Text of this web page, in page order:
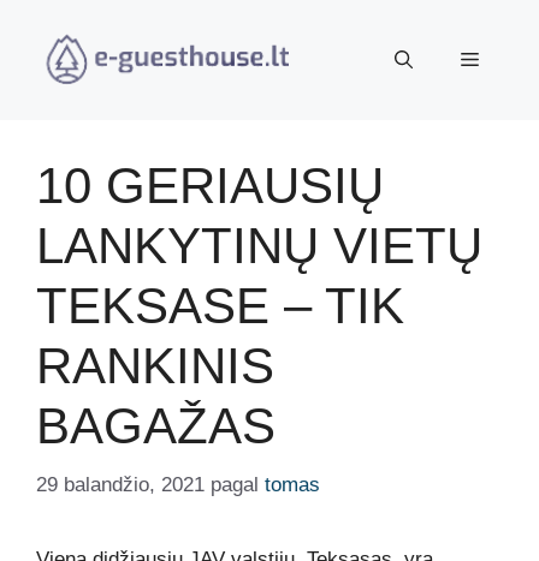
turinio
Meniu
10 GERIAUSIŲ
LANKYTINŲ VIETŲ
TEKSASE – TIK
RANKINIS
BAGAŽAS
29 balandžio, 2021 pagal tomas